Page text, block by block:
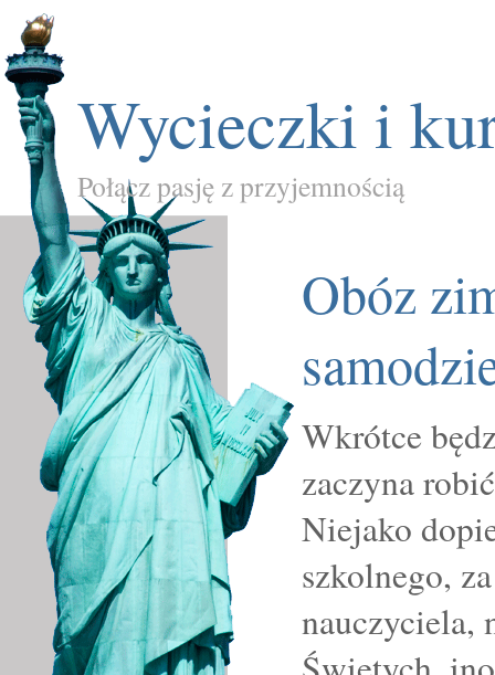
Wycieczki i
Połącz pasję z przyjemnością
Obóz
Wkrótce
zaczyna
Niejako
szkolnego,
nauczyciela,